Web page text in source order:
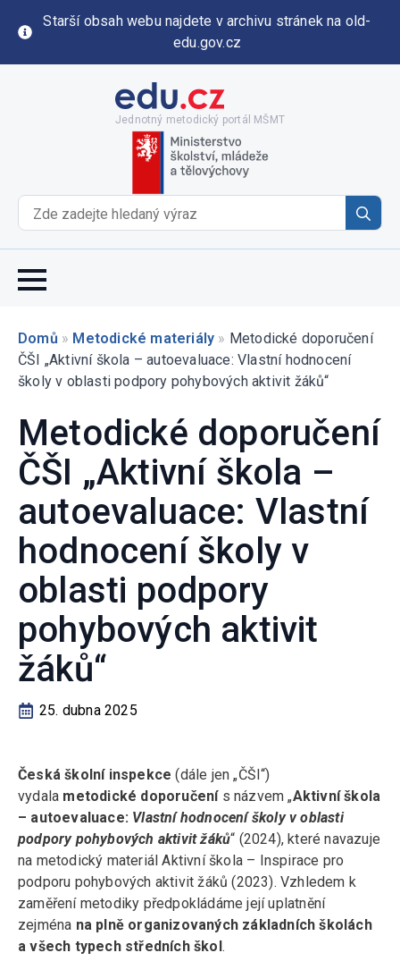
Starší obsah webu najdete v archivu stránek na old-
edu.gov.cz
Jednotný metodický portál MŠMT
for:
Domů » Metodické materiály » Metodické doporučení
ČŠI „Aktivní škola – autoevaluace: Vlastní hodnocení
školy v oblasti podpory pohybových aktivit žáků“
Metodické doporučení
ČŠI „Aktivní škola –
autoevaluace: Vlastní
hodnocení školy v
oblasti podpory
pohybových aktivit
žáků“
25. dubna 2025
Česká školní inspekce (dále jen „ČŠI“)
vydala metodické doporučenís názvem „Aktivní škola
– autoevaluace: Vlastní hodnocení školy v oblasti
podpory pohybových aktivit žáků“ (2024), které navazuje
na metodický materiál Aktivní škola – Inspirace pro
podporu pohybových aktivit žáků (2023). Vzhledem k
zaměření metodiky předpokládáme její uplatnění
zejména na plně organizovaných základních školách
a všech typech středních škol.